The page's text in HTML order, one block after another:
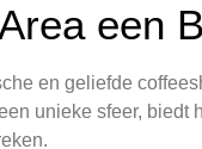
een
en geliefde
unieke sfeer, biedt